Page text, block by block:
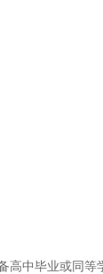
高中毕业或同